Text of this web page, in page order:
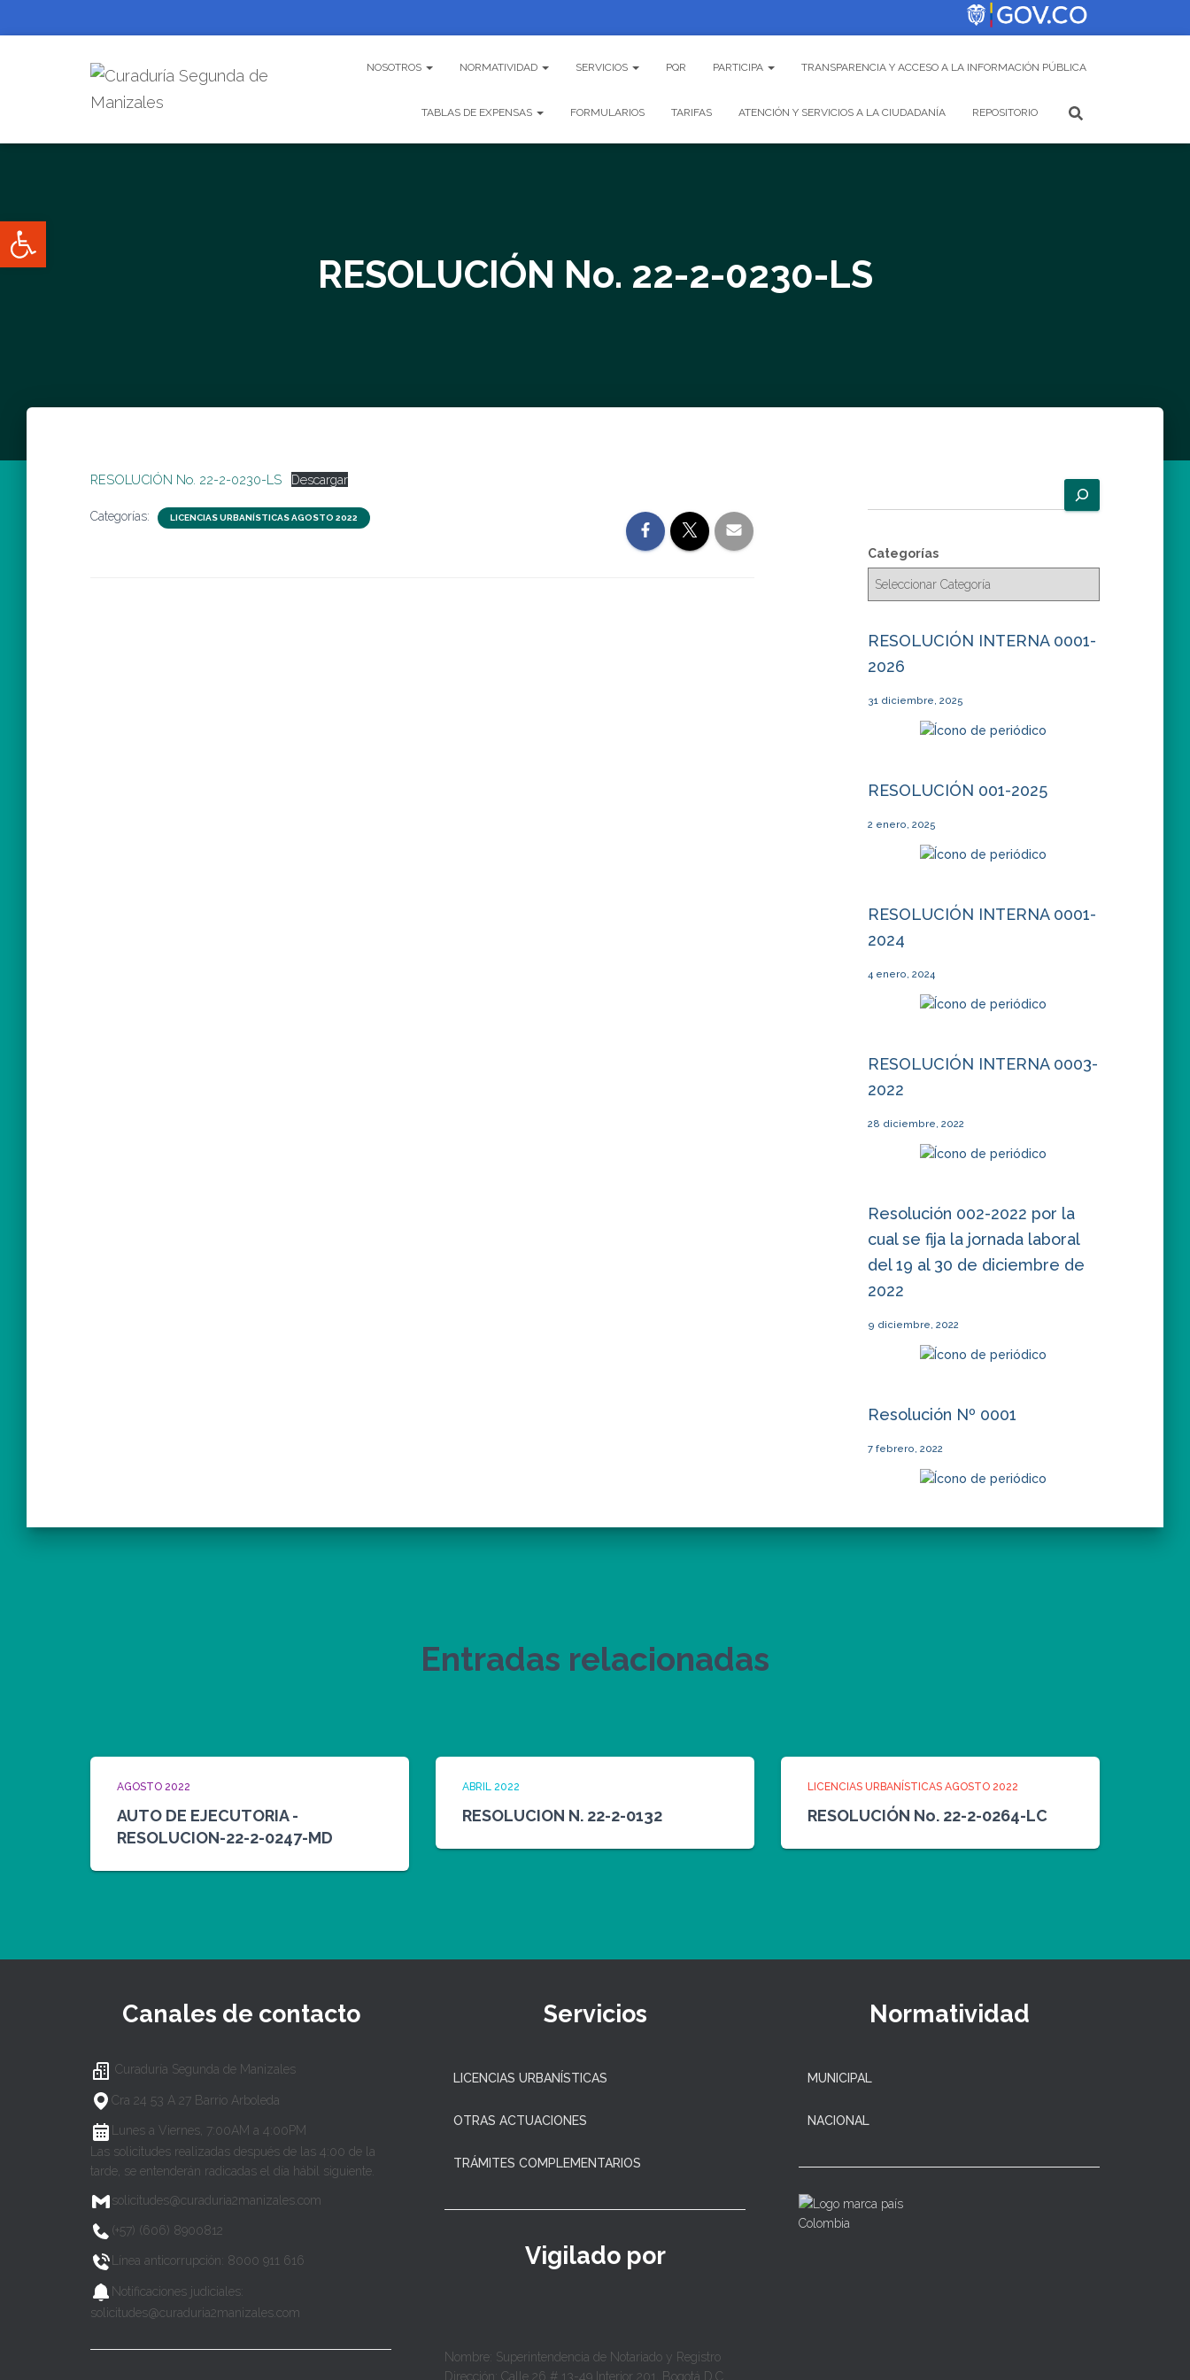
Abrir barra de herramientas
NOSOTROS NORMATIVIDAD SERVICIOS PQR PARTICIPA TRANSPARENCIA Y ACCESO A LA INFORMACIÓN PÚBLICA
TABLAS DE EXPENSAS FORMULARIOS TARIFAS ATENCIÓN Y SERVICIOS A LA CIUDADANÍA REPOSITORIO
RESOLUCIÓN No. 22-2-0230-LS
RESOLUCIÓN No. 22-2-0230-LS Descargar
Categorías: LICENCIAS URBANÍSTICAS AGOSTO 2022
u
c
a
Categorías
RESOLUCIÓN INTERNA 0001-
2026
31 diciembre, 2025
RESOLUCIÓN 001-2025
2 enero, 2025
RESOLUCIÓN INTERNA 0001-
2024
4 enero, 2024
RESOLUCIÓN INTERNA 0003-
2022
28 diciembre, 2022
Resolución 002-2022 por la
cual se fija la jornada laboral
del 19 al 30 de diciembre de
2022
9 diciembre, 2022
Resolución Nº 0001
7 febrero, 2022
Entradas relacionadas
AGOSTO 2022
AUTO DE EJECUTORIA -
RESOLUCION-22-2-0247-MD
ABRIL 2022
RESOLUCION N. 22-2-0132
LICENCIAS URBANÍSTICAS AGOSTO 2022
RESOLUCIÓN No. 22-2-0264-LC
Canales de contacto
Curaduría Segunda de Manizales
Cra 24 53 A 27 Barrio Arboleda
Lunes a Viernes, 7:00AM a 4:00PM
Las solicitudes realizadas después de las 4:00 de la
tarde, se entenderán radicadas el día hábil siguiente.
solicitudes@curaduria2manizales.com
(+57) (606) 8900812
Línea anticorrupción: 8000 911 616
Notificaciones judiciales:
solicitudes@curaduria2manizales.com
Servicios
LICENCIAS URBANÍSTICAS
OTRAS ACTUACIONES
TRÁMITES COMPLEMENTARIOS
Vigilado por
Nombre: Superintendencia de Notariado y Registro
Dirección: Calle 26 # 13-49 Interior 201, Bogotá D.C.
Normatividad
MUNICIPAL
NACIONAL